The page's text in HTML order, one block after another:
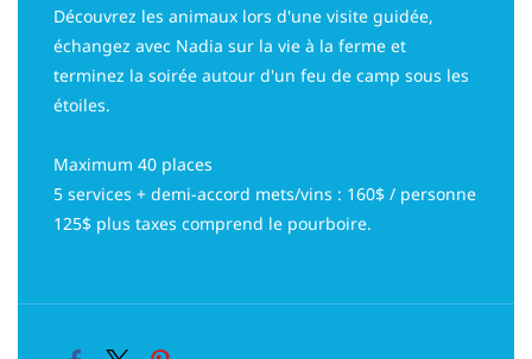
Découvrez les animaux lors d'une visite guidée,
échangez avec Nadia sur la vie à la ferme et
terminez la soirée autour d'un feu de camp sous les
étoiles.
Maximum 40 places
5 services + demi-accord mets/vins : 160$ / personne
125$ plus taxes comprend le pourboire.